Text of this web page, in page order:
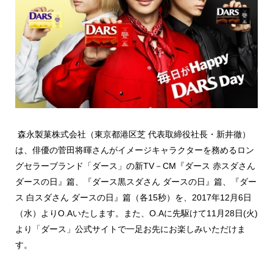
森永製菓株式会社（東京都港区芝 代表取締役社長・新井徹）
は、俳優の菅田将暉さんがイメージキャラクターを務めるロン
グセラーブランド「ダース」の新TV－CM『ダース 赤スダさん
ダースの日』篇、『ダース黒スダさん ダースの日』篇、『ダー
ス 白スダさん ダースの日』篇（各15秒）を、2017年12月6日
（水）よりO.Aいたします。また、O.Aに先駆けて11月28日(火)
より「ダース」公式サイトで一足お先にお楽しみいただけま
す。